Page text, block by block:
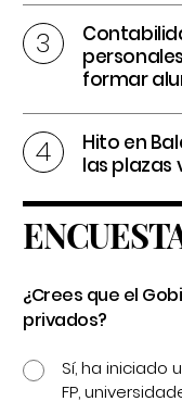
formar
Hito en
las
¿Crees que el
privados?
Sí, ha iniciado
FP,